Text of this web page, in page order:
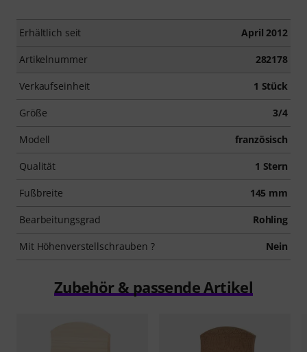
Erhältlich seit April 2012
Artikelnummer 282178
Verkaufseinheit 1 Stück
Größe 3/4
Modell französisch
Qualität 1 Stern
Fußbreite 145 mm
Bearbeitungsgrad Rohling
Mit Höhenverstellschrauben ? Nein
Zubehör & passende Artikel